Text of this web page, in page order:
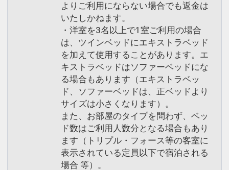
よりご利用にならない場合でも返金は
いたしかねます。
・洋室を3名以上で1室ご利用の場合
は、ツインベッドにエキストラベッド
を加えて使用することがあります。エ
キストラベッドはソファーベッドにな
る場合もあります（エキストラベッ
ド、ソファーベッドは、正ベッドより
サイズは小さくなります）。
また、お部屋のタイプを問わず、ベッ
ド数はご利用人数分となる場合もあり
ます（トリプル・フォース等の客室に
表示されている定員以下で宿泊される
場合 等）。